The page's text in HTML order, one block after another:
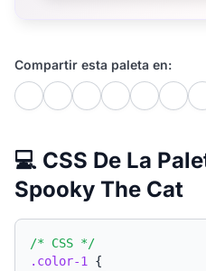
Compartir esta paleta en:
💻 CSS De La
Spooky The Cat
/* CSS */
.color-1
{